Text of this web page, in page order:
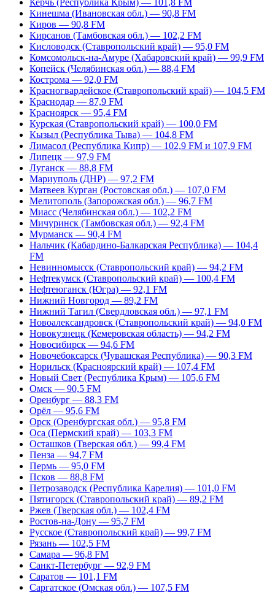
Керчь (Республика Крым) — 101,8 FM
Кинешма (Ивановская обл.) — 90,8 FM
Киров — 90,8 FM
Кирсанов (Тамбовская обл.) — 102,2 FM
Кисловодск (Ставропольский край) — 95,0 FM
Комсомольск-на-Амуре (Хабаровский край) — 99,9 FM
Копейск (Челябинская обл.) — 88,4 FM
Кострома — 92,0 FM
Красногвардейское (Ставропольский край) — 104,5 FM
Краснодар — 87,9 FM
Красноярск — 95,4 FM
Курская (Ставропольский край) — 100,0 FM
Кызыл (Республика Тыва) — 104,8 FM
Лимасол (Республика Кипр) — 102,9 FM и 107,9 FM
Липецк — 97,9 FM
Луганск — 88,8 FM
Мариуполь (ДНР) — 97,2 FM
Матвеев Курган (Ростовская обл.) — 107,0 FM
Мелитополь (Запорожская обл.) — 96,7 FM
Миасс (Челябинская обл.) — 102,2 FM
Мичуринск (Тамбовская обл.) — 92,4 FM
Мурманск — 90,4 FM
Нальчик (Кабардино-Балкарская Республика) — 104,4
FM
Невинномысск (Ставропольский край) — 94,2 FM
Нефтекумск (Ставропольский край) — 100,4 FM
Нефтеюганск (Югра) — 92,1 FM
Нижний Новгород — 89,2 FM
Нижний Тагил (Свердловская обл.) — 97,1 FM
Новоалександровск (Ставропольский край) — 94,0 FM
Новокузнецк (Кемеровская область) — 94,2 FM
Новосибирск — 94,6 FM
Новочебоксарск (Чувашская Республика) — 90,3 FM
Норильск (Красноярский край) — 107,4 FM
Новый Свет (Республика Крым) — 105,6 FM
Омск — 90,5 FM
Оренбург — 88,3 FM
Орёл — 95,6 FM
Орск (Оренбургская обл.) — 95,8 FM
Оса (Пермский край) — 103,3 FM
Осташков (Тверская обл.) — 99,4 FM
Пенза — 94,7 FM
Пермь — 95,0 FM
Псков — 88,8 FM
Петрозаводск (Республика Карелия) — 101,0 FM
Пятигорск (Ставропольский край) — 89,2 FM
Ржев (Тверская обл.) — 102,4 FM
Ростов-на-Дону — 95,7 FM
Русское (Ставропольский край) — 99,7 FM
Рязань — 102,5 FM
Самара — 96,8 FM
Санкт-Петербург — 92,9 FM
Саратов — 101,1 FM
Саргатское (Омская обл.) — 107,5 FM